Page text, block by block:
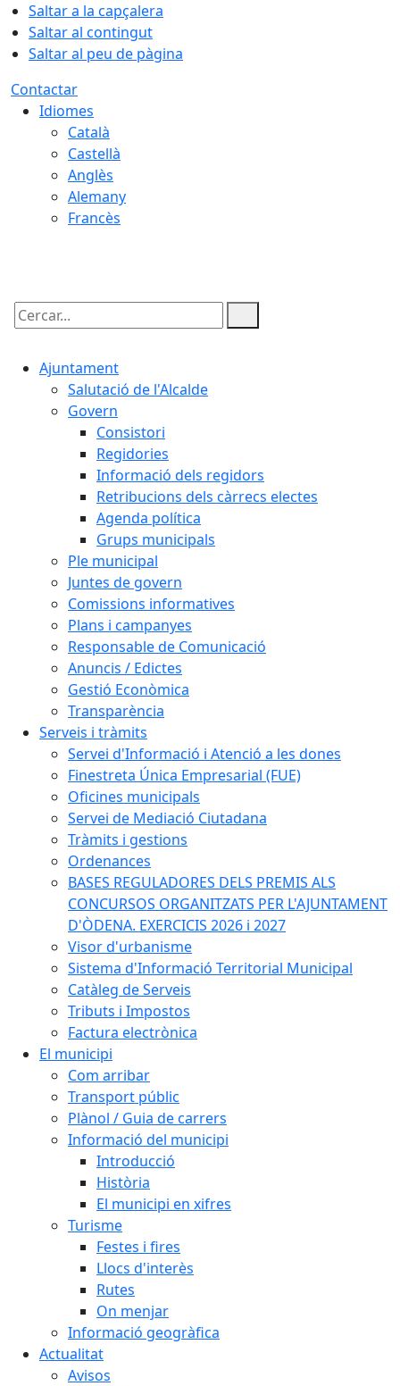
Saltar a la capçalera
Saltar al contingut
Saltar al peu de pàgina
Contactar
Idiomes
Català
Castellà
Anglès
Alemany
Francès
Cercar:
Ajuntament
Salutació de l'Alcalde
Govern
Consistori
Regidories
Informació dels regidors
Retribucions dels càrrecs electes
Agenda política
Grups municipals
Ple municipal
Juntes de govern
Comissions informatives
Plans i campanyes
Responsable de Comunicació
Anuncis / Edictes
Gestió Econòmica
Transparència
Serveis i tràmits
Servei d'Informació i Atenció a les dones
Finestreta Única Empresarial (FUE)
Oficines municipals
Servei de Mediació Ciutadana
Tràmits i gestions
Ordenances
BASES REGULADORES DELS PREMIS ALS
CONCURSOS ORGANITZATS PER L'AJUNTAMENT
D'ÒDENA. EXERCICIS 2026 i 2027
Visor d'urbanisme
Sistema d'Informació Territorial Municipal
Catàleg de Serveis
Tributs i Impostos
Factura electrònica
El municipi
Com arribar
Transport públic
Plànol / Guia de carrers
Informació del municipi
Introducció
Història
El municipi en xifres
Turisme
Festes i fires
Llocs d'interès
Rutes
On menjar
Informació geogràfica
Actualitat
Avisos